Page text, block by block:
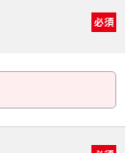
必須